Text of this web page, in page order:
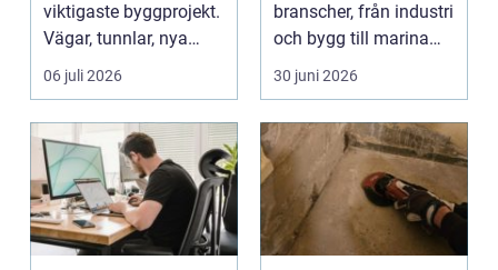
viktigaste byggprojekt.
Vägar, tunnlar, nya
bostadsområden och
06 juli 2026
branscher, från industri
och bygg till marina
miljöer oc...
30 juni 2026